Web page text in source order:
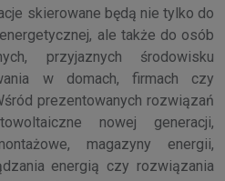
skierowane będą nie tylko do
ale także do osób
przyjaznych środowisku
w domach, firmach czy
prezentowanych rozwiązań
nowej generacji,
magazyny energii,
energią czy rozwiązania